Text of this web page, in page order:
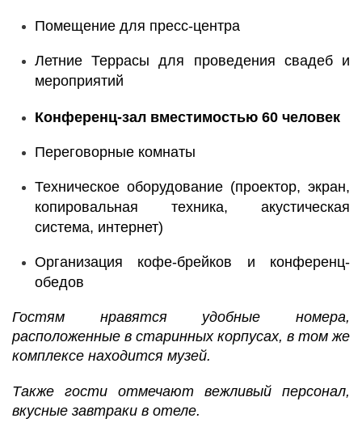
Помещение для пресс-центра
Летние Террасы для проведения свадеб и
мероприятий
Конференц-зал вместимостью 60 человек
Переговорные комнаты
Техническое оборудование (проектор, экран,
копировальная техника, акустическая
система, интернет)
Организация кофе-брейков и конференц-
обедов
Гостям нравятся удобные номера,
расположенные в старинных корпусах, в том же
комплексе находится музей.
Также гости отмечают вежливый персонал,
вкусные завтраки в отеле.